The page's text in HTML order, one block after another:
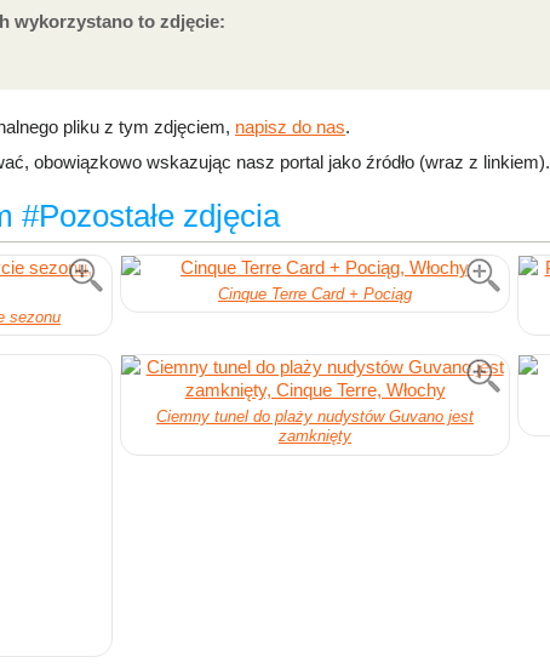
wykorzystano to zdjęcie:
pliku z tym zdjęciem, napisz do nas.
obowiązkowo wskazując nasz portal jako źródło (wraz z linkiem).
#Pozostałe zdjęcia
sezonu
Cinque Terre Card + Pociąg
Ciemny tunel do plaży nudystów Guvano jest
zamknięty